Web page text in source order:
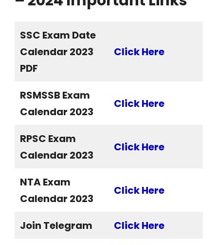
SSC Exam Date
Calendar 2023
PDF
Click Here
RSMSSB Exam
Calendar 2023
Click Here
RPSC Exam
Calendar 2023
Click Here
NTA Exam
Calendar 2023
Click Here
Join Telegram
Click Here